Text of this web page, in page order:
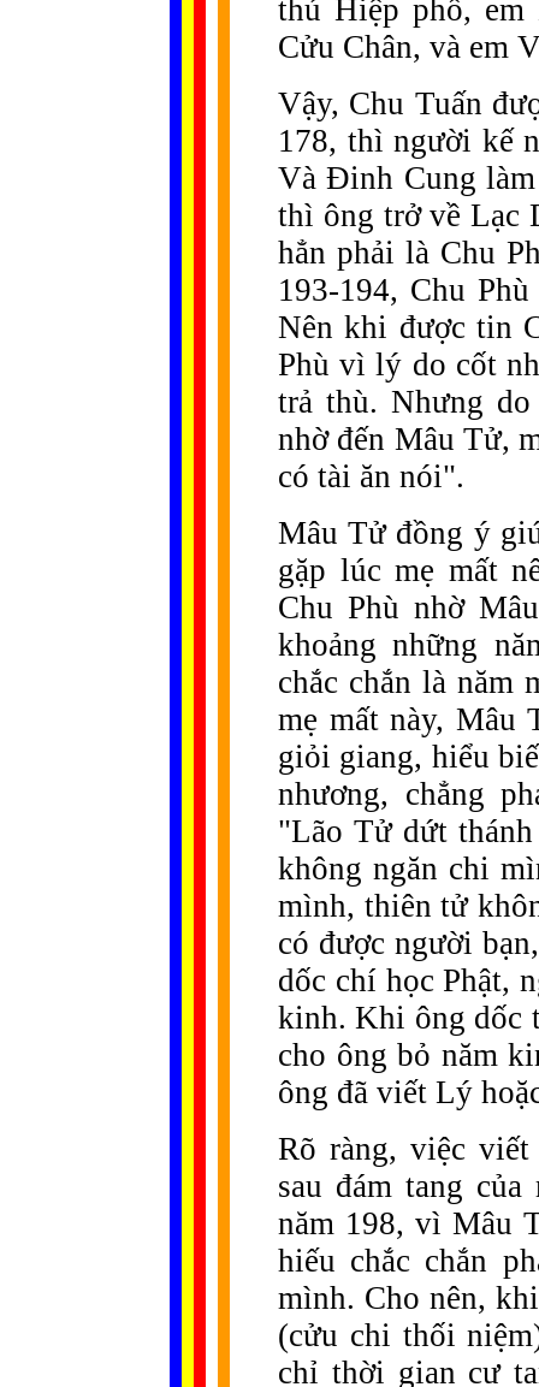
thú Hiệp phố,
Cửu Chân, và em
Vậy, Chu Tuấn
178, thì người kế
Và Đinh Cung
thì ông trở về Lạc
hẳn phải là Chu
193-194, Chu
Nên khi được tin
Phù vì lý do cốt
trả thù. Nhưng do
nhờ đến Mâu Tử,
có tài ăn nói".
Mâu Tử đồng ý
gặp lúc mẹ mất
Chu Phù nhờ
khoảng những
chắc chắn là năm
mẹ mất này,
giỏi giang, hiểu
nhương, chẳng
"Lão Tử dứt
không ngăn chi
mình, thiên tử
có được người
dốc chí học Phật,
kinh. Khi ông dốc
cho ông bỏ năm
ông đã viết Lý
Rõ ràng, việc
sau đám tang
năm 198, vì Mâu
hiếu chắc chắn
mình. Cho nên,
(cửu chi thối
chỉ thời gian cư